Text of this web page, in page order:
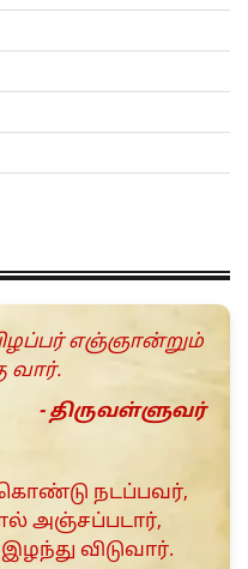
எஞ்ஞான்றும்
வார்.
- திருவள்ளுவர்
நடப்பவர்,
அஞ்சப்படார்,
விடுவார்.